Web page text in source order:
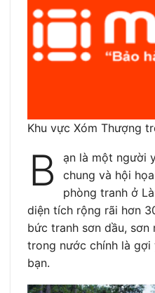
Khu vực Xóm Thượng
B
ạn là một người
chung và hội
phòng tranh ở
diện tích rộng rãi hơn
bức tranh sơn dầu, sơn
trong nước chính là gợi
bạn.